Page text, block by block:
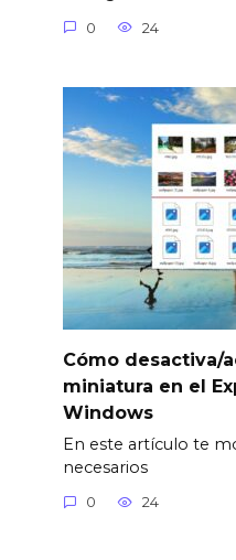
0 24
Cómo desactiva/
miniatura en el
Windows
En este artículo te
necesarios
0 24